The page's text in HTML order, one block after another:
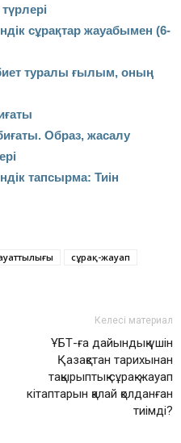
сұрақтар жауабымен (6-
туралы ғылым, оның
Образ, жасалу
тапсырма: Тиін
сұрақ-жауап
Келесі материал
ҰБТ-ға дайындық үшін
Қазақстан тарихынан
тақырыптық сұрақ-жауап
кітаптарын қалай қолданған
тиімді?